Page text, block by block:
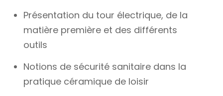
Présentation du tour électrique, de la
matière première et des différents
outils
Notions de sécurité sanitaire dans la
pratique céramique de loisir